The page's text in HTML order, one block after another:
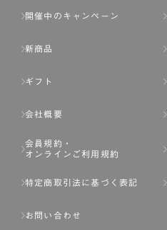
ページへの入力、または弊社
基づき判断した場合は、弊社
のいずれかの事由に該当する
または事前に通知することな
いる場合。
開催中のキャンペーン
新商品
ギフト
会社概要
会員規約・
オンラインご利用規約
特定商取引法に基づく表記
お問い合わせ